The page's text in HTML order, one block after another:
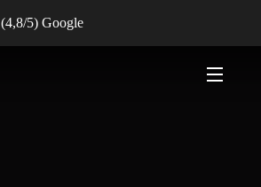
(4,8/5) Google